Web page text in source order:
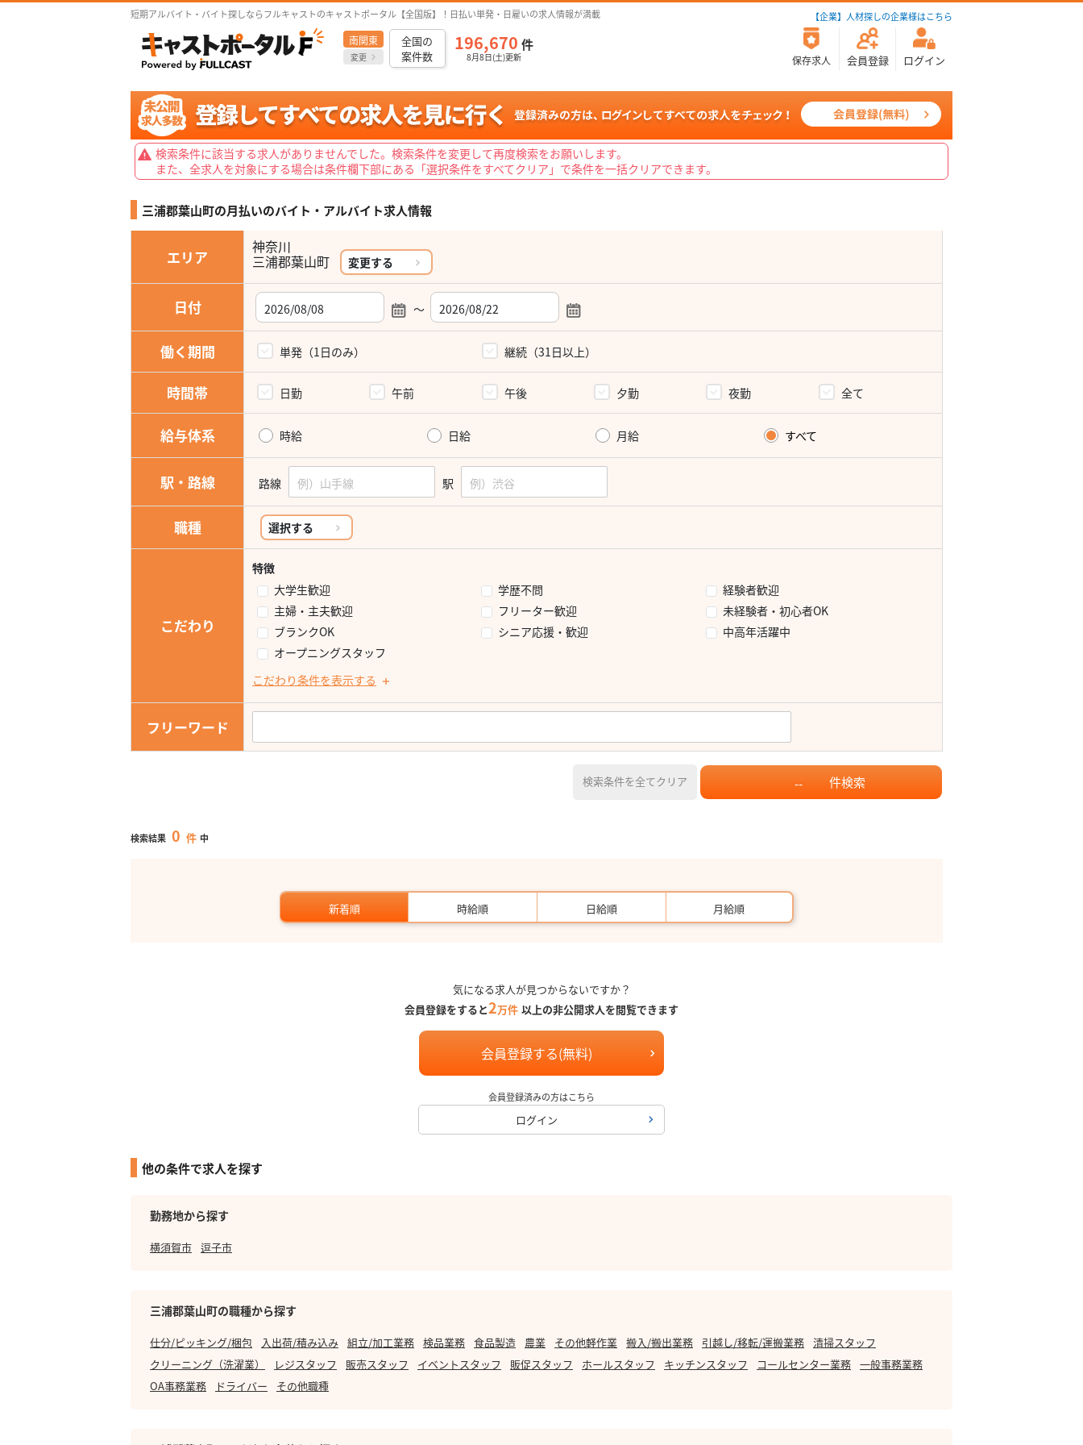
短期アルバイト・バイト探しならフルキャストのキャストポータル【全国版】！日払い単発・日雇いの求人情報が満載 【企業】人材探しの企業様はこちら
南関東
変更
全国の
案件数
196,670 件
8月8日(土)更新 保存求人 会員登録 ログイン
検索条件に該当する求人がありませんでした。検索条件を変更して再度検索をお願いします。
また、全求人を対象にする場合は条件欄下部にある「選択条件をすべてクリア」で条件を一括クリアできます。
三浦郡葉山町の月払いのバイト・アルバイト求人情報
エリア
神奈川
変更する
日付 ～
働く期間 単発（1日のみ） 継続（31日以上）
時間帯 日勤 午前 午後 夕勤 夜勤 全て
給与体系 時給 日給 月給 すべて
駅・路線 路線 駅
職種 選択する
こだわり
特徴
大学生歓迎
学歴不問
経験者歓迎
主婦・主夫歓迎
フリーター歓迎
未経験者・初心者OK
ブランクOK
シニア応援・歓迎
中高年活躍中
オープニングスタッフ
こだわり条件を表示する
フリーワード
検索条件を全てクリア -- 件検索
検索結果 0 件 中
新着順 時給順 日給順 月給順
気になる求人が見つからないですか？
会員登録をすると2万件 以上の非公開求人を閲覧できます
会員登録する(無料)
会員登録済みの方はこちら
ログイン
他の条件で求人を探す
勤務地から探す
横須賀市 逗子市
三浦郡葉山町の職種から探す
仕分/ピッキング/梱包 入出荷/積み込み 組立/加工業務 検品業務 食品製造 農業 その他軽作業 搬入/搬出業務 引越し/移転/運搬業務 清掃スタッフ
クリーニング（洗濯業）
レジスタッフ 販売スタッフ イベントスタッフ 販促スタッフ ホールスタッフ キッチンスタッフ コールセンター業務 一般事務業務
OA事務業務
ドライバー その他職種